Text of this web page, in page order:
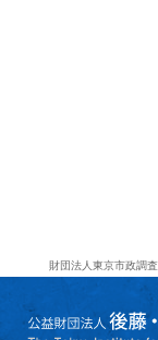
財団法人東京市政調